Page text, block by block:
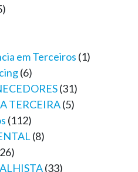
em Terceiros (1)
(6)
(31)
TERCEIRA(5)
(112)
(8)
(33)